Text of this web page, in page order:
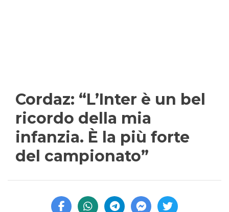
Cordaz: “L’Inter è un bel
ricordo della mia
infanzia. È la più forte
del campionato”